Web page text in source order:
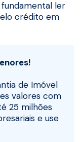
ler
crédito em
de Imóvel
valores com
25 milhões
e use